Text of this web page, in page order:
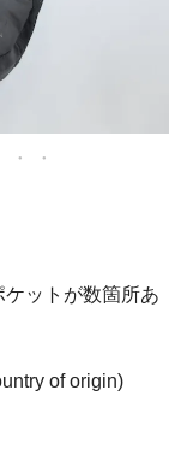
ットが数箇所あ
of origin)